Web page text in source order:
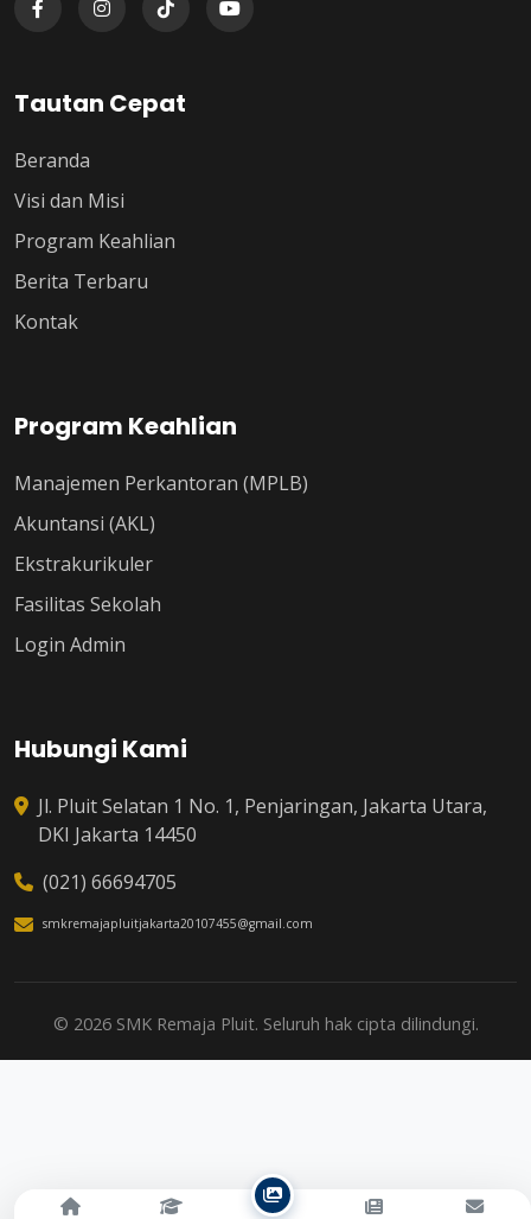
Tautan Cepat
Beranda
Visi dan Misi
Program Keahlian
Berita Terbaru
Kontak
Program Keahlian
Manajemen Perkantoran (MPLB)
Akuntansi (AKL)
Ekstrakurikuler
Fasilitas Sekolah
Login Admin
Hubungi Kami
Jl. Pluit Selatan 1 No. 1, Penjaringan, Jakarta Utara,
DKI Jakarta 14450
(021) 66694705
smkremajapluitjakarta20107455@gmail.com
© 2026 SMK Remaja Pluit. Seluruh hak cipta dilindungi.